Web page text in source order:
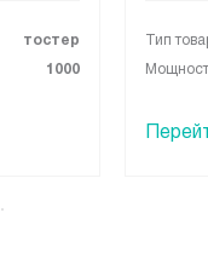
тостер
1000
Тип